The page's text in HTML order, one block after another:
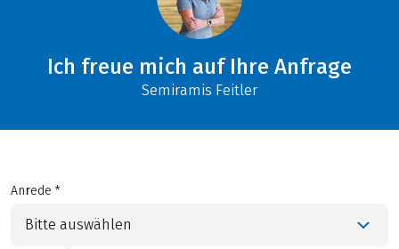
Ich freue mich auf Ihre Anfrage
Semiramis Feitler
Anrede *
Bitte auswählen